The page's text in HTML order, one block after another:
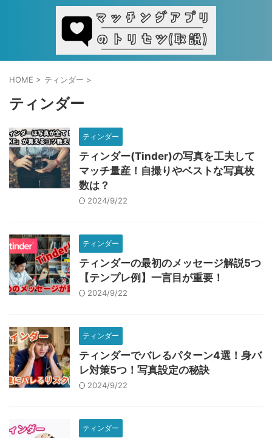
HOME > ティンダー >
ティンダー
ティンダー
ティンダー(Tinder)の写真を工夫して
マッチ量産！自撮りやベストな写真枚
数は？
2024/9/22
ティンダー
ティンダーの最初のメッセージ解説5つ
【テンプレ例】一言目が重要！
2024/9/22
ティンダー
ティンダーでバレるパターン4選！身バ
レ対策5つ！写真設定の秘訣
2024/9/22
ティンダー